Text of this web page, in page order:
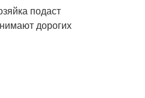
подаст
дорогих